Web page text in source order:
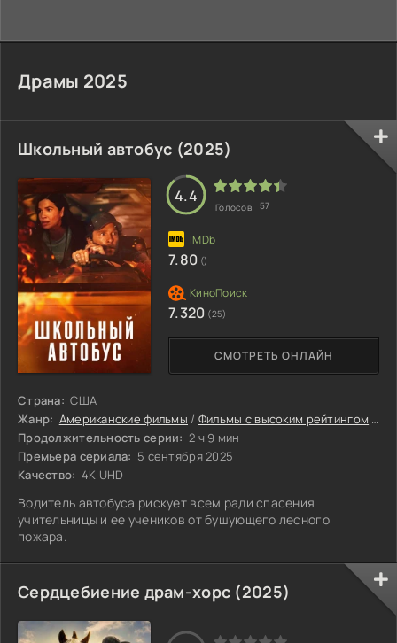
Драмы 2025
Школьный автобус (2025)
Страна: США
Жанр: Американские фильмы / Фильмы с высоким рейтингом
Продолжительность серии: 2 ч 9 мин
Премьера сериала: 5 сентября 2025
Качество: 4K UHD
Водитель автобуса рискует всем ради спасения
учительницы и ее учеников от бушующего лесного
пожара.
СМОТРЕТЬ ОНЛАЙН
4.4
Голосов: 57
7.80 ()
7.320 (25)
Сердцебиение драм-хорс (2025)